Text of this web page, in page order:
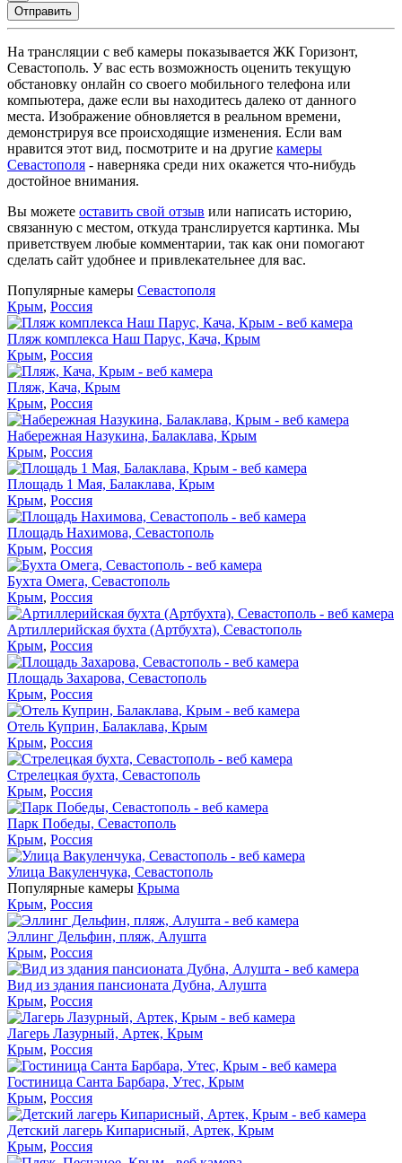
Отправить
На трансляции с веб камеры показывается ЖК Горизонт,
Севастополь. У вас есть возможность оценить текущую
обстановку онлайн со своего мобильного телефона или
компьютера, даже если вы находитесь далеко от данного
места. Изображение обновляется в реальном времени,
демонстрируя все происходящие изменения. Если вам
нравится этот вид, посмотрите и на другие камеры
Севастополя - наверняка среди них окажется что-нибудь
достойное внимания.
Вы можете оставить свой отзыв или написать историю,
связанную с местом, откуда транслируется картинка. Мы
приветствуем любые комментарии, так как они помогают
сделать сайт удобнее и привлекательнее для вас.
Популярные камеры Севастополя
Крым, Россия
Пляж комплекса Наш Парус, Кача, Крым
Крым, Россия
Пляж, Кача, Крым
Крым, Россия
Набережная Назукина, Балаклава, Крым
Крым, Россия
Площадь 1 Мая, Балаклава, Крым
Крым, Россия
Площадь Нахимова, Севастополь
Крым, Россия
Бухта Омега, Севастополь
Крым, Россия
Артиллерийская бухта (Артбухта), Севастополь
Крым, Россия
Площадь Захарова, Севастополь
Крым, Россия
Отель Куприн, Балаклава, Крым
Крым, Россия
Стрелецкая бухта, Севастополь
Крым, Россия
Парк Победы, Севастополь
Крым, Россия
Улица Вакуленчука, Севастополь
Популярные камеры Крыма
Крым, Россия
Эллинг Дельфин, пляж, Алушта
Крым, Россия
Вид из здания пансионата Дубна, Алушта
Крым, Россия
Лагерь Лазурный, Артек, Крым
Крым, Россия
Гостиница Санта Барбара, Утес, Крым
Крым, Россия
Детский лагерь Кипарисный, Артек, Крым
Крым, Россия